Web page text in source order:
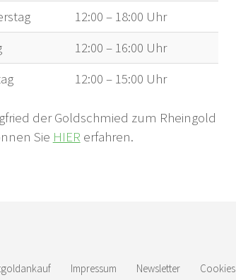
12:00 – 18:00 Uhr
12:00 – 16:00 Uhr
12:00 – 15:00 Uhr
der Goldschmied zum Rheingold
Sie HIER erfahren.
Impressum Newsletter Cookies